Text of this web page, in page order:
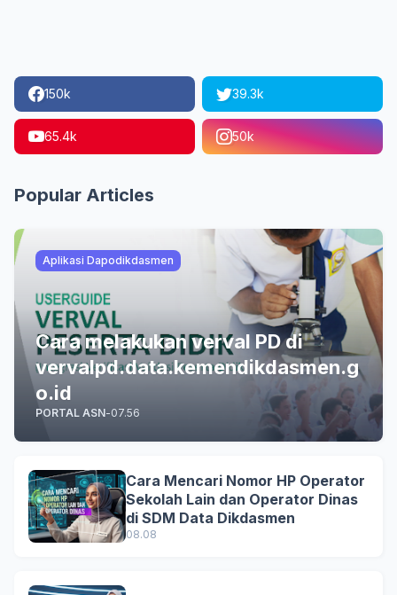
150k 39.3k
65.4k 50k
Popular Articles
Aplikasi Dapodikdasmen
Cara melakukan verval PD di
vervalpd.data.kemendikdasmen.g
o.id
PORTAL ASN-07.56
Cara Mencari Nomor HP Operator
Sekolah Lain dan Operator Dinas
di SDM Data Dikdasmen
08.08